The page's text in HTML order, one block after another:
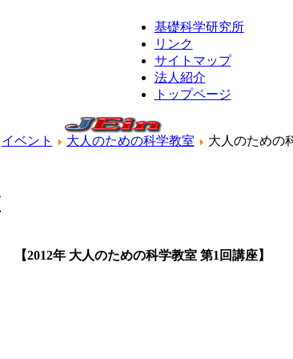
基礎科学研究所
リンク
サイトマップ
法人紹介
トップページ
イベント 大人のための科学教室
大人のための
【2012年 大人のための科学教室 第1回講座】